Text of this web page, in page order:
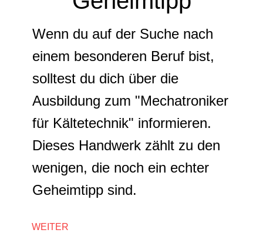
Wenn du auf der Suche nach
einem besonderen Beruf bist,
solltest du dich über die
Ausbildung zum "Mechatroniker
für Kältetechnik" informieren.
Dieses Handwerk zählt zu den
wenigen, die noch ein echter
Geheimtipp sind.
WEITER